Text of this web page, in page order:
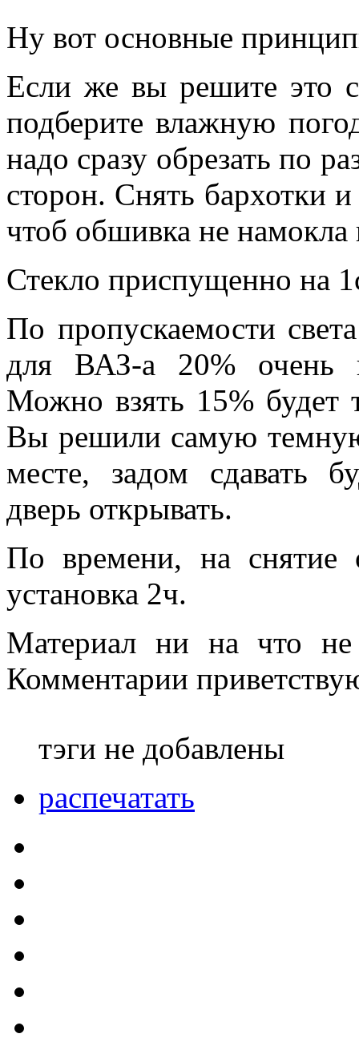
Ну вот основные
Если же вы решите это
подберите влажную
надо сразу обрезать по
сторон. Снять бархотки
чтоб обшивка не
Стекло приспущенно на
По пропускаемости
для ВАЗ-а 20% очень
Можно взять 15% будет
Вы решили самую
месте, задом сдавать
дверь открывать.
По времени, на снятие
установка 2ч.
Материал ни на что не
Комментарии
тэги не добавлены
распечатать